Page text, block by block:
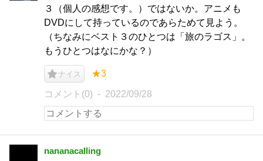
３（個人の感想です。）ではないか。アニメも
DVDにして持っているのであらためて見よう。
（ちなみにベスト３のひとつは「旅のラゴス」。
もうひとつはなにかな？）
ナイス ★3
コメント(0) 2022/09/28
nananacalling